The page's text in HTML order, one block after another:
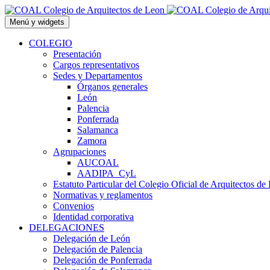
Saltar
al
contenido
Menú y widgets
COLEGIO
Presentación
Cargos representativos
Sedes y Departamentos
Órganos generales
León
Palencia
Ponferrada
Salamanca
Zamora
Agrupaciones
AUCOAL
AADIPA_CyL
Estatuto Particular del Colegio Oficial de Arquitectos de
Normativas y reglamentos
Convenios
Identidad corporativa
DELEGACIONES
Delegación de León
Delegación de Palencia
Delegación de Ponferrada